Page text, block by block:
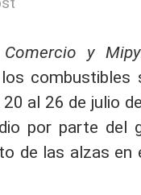
y
combustibles
al 26 de julio
por parte del
de las alzas en